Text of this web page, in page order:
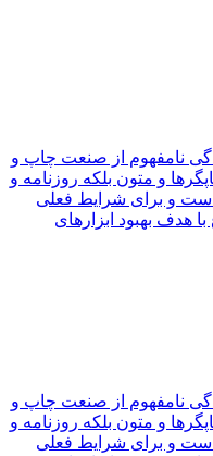
نامفهوم از صنعت چاپ و
و متون بلکه روزنامه و
و برای شرایط فعلی
هدف بهبود ابزارهای
نامفهوم از صنعت چاپ و
و متون بلکه روزنامه و
و برای شرایط فعلی